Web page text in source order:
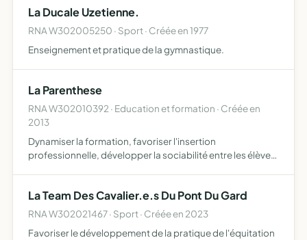
La Ducale Uzetienne.
RNA W302005250 · Sport · Créée en 1977
Enseignement et pratique de la gymnastique.
La Parenthese
RNA W302010392 · Education et formation · Créée en
2013
Dynamiser la formation, favoriser l'insertion
professionnelle, développer la sociabilité entre les élèves,
élèves,…
La Team Des Cavalier.e.s Du Pont Du Gard
RNA W302021467 · Sport · Créée en 2023
Favoriser le développement de la pratique de l'équitation